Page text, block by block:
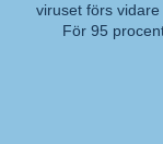
Kommentar:
viruset förs
För 95